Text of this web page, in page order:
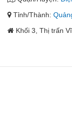
Tỉnh/Thành:
Khối 3, Thị trấn